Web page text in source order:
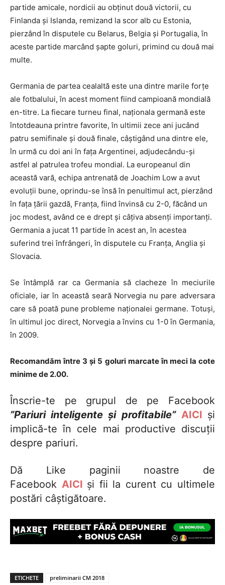
partide amicale, nordicii au obținut două victorii, cu
Finlanda și Islanda, remizand la scor alb cu Estonia,
pierzând în disputele cu Belarus, Belgia și Portugalia, în
aceste partide marcând șapte goluri, primind cu două mai
multe.
Germania de partea cealaltă este una dintre marile forțe
ale fotbalului, în acest moment fiind campioană mondială
en-titre. La fiecare turneu final, naționala germană este
întotdeauna printre favorite, în ultimii zece ani jucând
patru semifinale și două finale, câștigând una dintre ele,
în urmă cu doi ani în fața Argentinei, adjudecându-și
astfel al patrulea trofeu mondial. La europeanul din
această vară, echipa antrenată de Joachim Low a avut
evoluții bune, oprindu-se însă în penultimul act, pierzând
în fața țării gazdă, Franța, fiind învinsă cu 2-0, făcând un
joc modest, având ce e drept și câțiva absenți importanți.
Germania a jucat 11 partide în acest an, în acestea
suferind trei înfrângeri, în disputele cu Franța, Anglia și
Slovacia.
Se întâmplă rar ca Germania să clacheze în meciurile
oficiale, iar în această seară Norvegia nu pare adversara
care să poată pune probleme naționalei germane. Totuși,
în ultimul joc direct, Norvegia a învins cu 1-0 în Germania,
în 2009.
Recomandăm între 3 şi 5 goluri marcate în meci la cote
minime de 2.00.
Înscrie-te pe grupul de pe Facebook
”Pariuri inteligente și profitabile” AICI și
implică-te în cele mai productive discuții
despre pariuri.
Dă Like paginii noastre de
Facebook AICI și fii la curent cu ultimele
postări câștigătoare.
ETICHETE preliminarii CM 2018